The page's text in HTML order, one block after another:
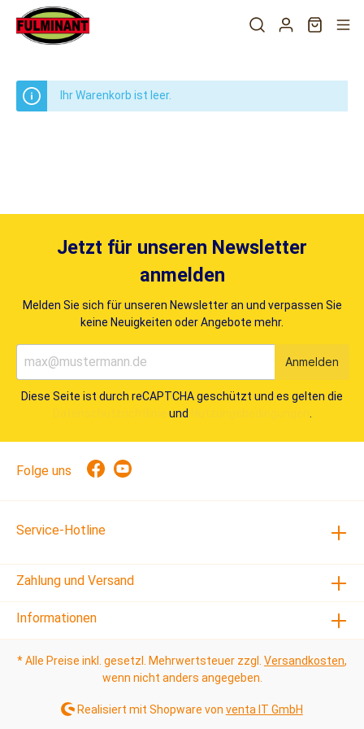
Ihr Warenkorb ist leer.
Jetzt für unseren Newsletter
anmelden
Melden Sie sich für unseren Newsletter an und verpassen Sie
keine Neuigkeiten oder Angebote mehr.
Diese Seite ist durch reCAPTCHA geschützt und es gelten die
und
Anmelden
Service-Hotline
Folge uns
Zahlung und Versand
Informationen
* Alle Preise inkl. gesetzl. Mehrwertsteuer zzgl. Versandkosten,
wenn nicht anders angegeben.
Realisiert mit Shopware von venta IT GmbH